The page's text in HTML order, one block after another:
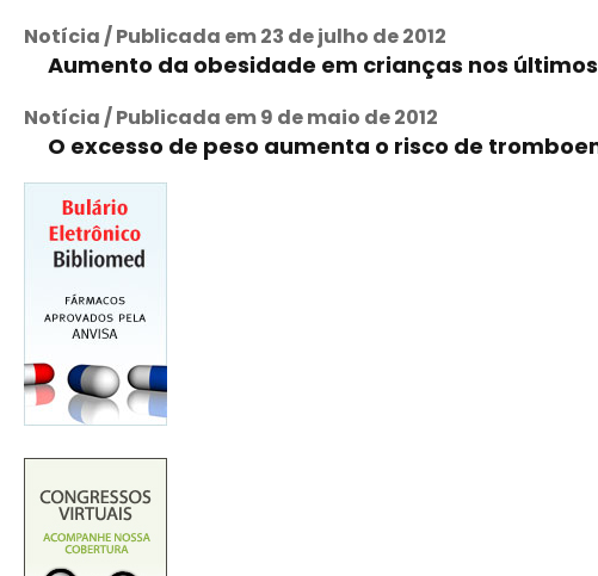
Notícia / Publicada em 23 de julho de 2012
Aumento da obesidade em crianças nos
Notícia / Publicada em 9 de maio de 2012
O excesso de peso aumenta o risco de